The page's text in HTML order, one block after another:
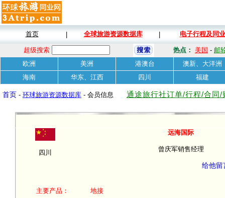
首页 全球旅游资源数据库 电子行程及同
超级搜索 热点： 美国 - 邮
欧洲
美洲 港澳台
澳新、大洋洲
海南
华东、江西 四川 福建
首页 - 环球旅游资源数据库 - 会员信息 通途旅行社订单/行程/合同/
四川
远海国际
曾庆军销售经理
给他留
主要产品： 地接